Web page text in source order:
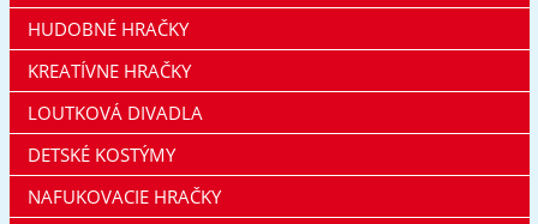
HUDOBNÉ HRAČKY
KREATÍVNE HRAČKY
LOUTKOVÁ DIVADLA
DETSKÉ KOSTÝMY
NAFUKOVACIE HRAČKY